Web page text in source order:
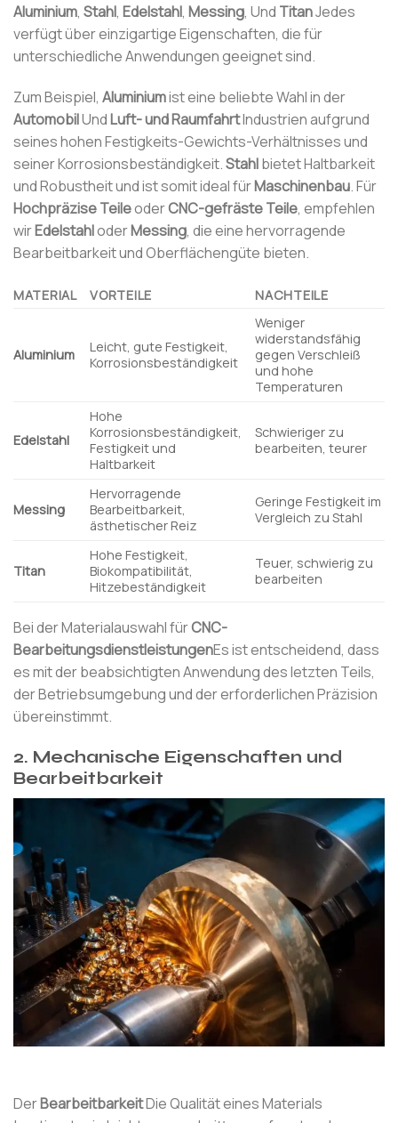
Aluminium, Stahl, Edelstahl, Messing, Und TitanJedes
verfügt über einzigartige Eigenschaften, die für
unterschiedliche Anwendungen geeignet sind.
Zum Beispiel, Aluminiumist eine beliebte Wahl in der
AutomobilUndLuft- und RaumfahrtIndustrien aufgrund
seines hohen Festigkeits-Gewichts-Verhältnisses und
seiner Korrosionsbeständigkeit.Stahlbietet Haltbarkeit
und Robustheit und ist somit ideal fürMaschinenbau. Für
Hochpräzise TeileoderCNC-gefräste Teile, empfehlen
wirEdelstahloderMessing, die eine hervorragende
Bearbeitbarkeit und Oberflächengüte bieten.
MATERIAL VORTEILE NACHTEILE
Aluminium
Leicht, gute Festigkeit,
Korrosionsbeständigkeit
Weniger
widerstandsfähig
gegen Verschleiß
und hohe
Temperaturen
Edelstahl
Hohe
Korrosionsbeständigkeit,
Festigkeit und
Haltbarkeit
Schwieriger zu
bearbeiten, teurer
Messing
Hervorragende
Bearbeitbarkeit,
ästhetischer Reiz
Geringe Festigkeit im
Vergleich zu Stahl
Titan
Hohe Festigkeit,
Biokompatibilität,
Hitzebeständigkeit
Teuer, schwierig zu
bearbeiten
Bei der Materialauswahl fürCNC-
BearbeitungsdienstleistungenEs ist entscheidend, dass
es mit der beabsichtigten Anwendung des letzten Teils,
der Betriebsumgebung und der erforderlichen Präzision
übereinstimmt.
2. Mechanische Eigenschaften und
Bearbeitbarkeit
DerBearbeitbarkeitDie Qualität eines Materials